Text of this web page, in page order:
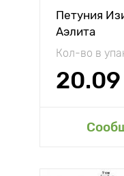
Петуния
Аэлита
Кол-во в
20.09